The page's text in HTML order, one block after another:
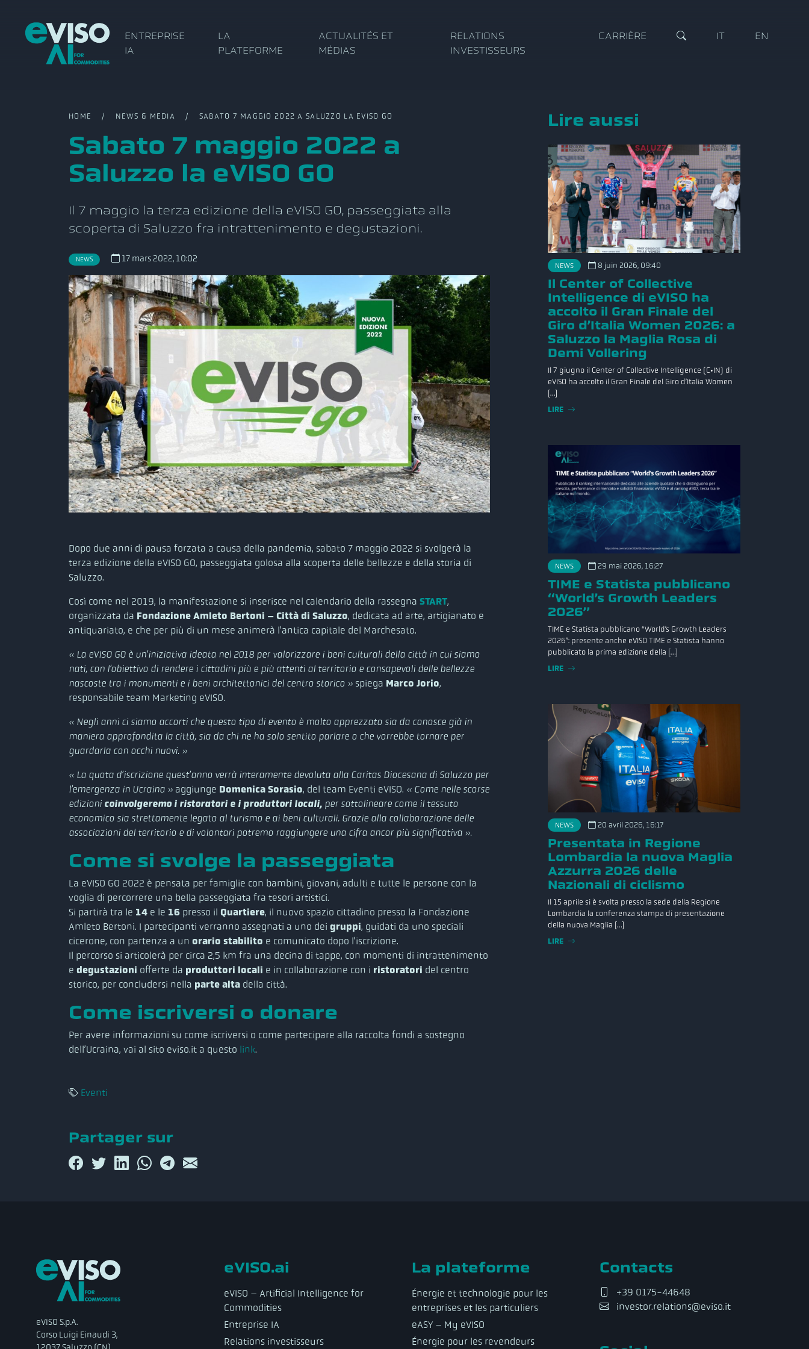
ENTREPRISE
IA
LA
PLATEFORME
ACTUALITÉS ET
MÉDIAS
RELATIONS
INVESTISSEURS
CARRIÈRE IT EN
HOME / NEWS & MEDIA / SABATO 7 MAGGIO 2022 A SALUZZO LA EVISO GO
Sabato 7 maggio 2022 a
Saluzzo la eVISO GO
Il 7 maggio la terza edizione della eVISO GO, passeggiata alla
scoperta di Saluzzo fra intrattenimento e degustazioni.
NEWS 17 mars 2022, 10:02
Dopo due anni di pausa forzata a causa della pandemia, sabato 7 maggio 2022 si svolgerà la
terza edizione della eVISO GO, passeggiata golosa alla scoperta delle bellezze e della storia di
Saluzzo.
Così come nel 2019, la manifestazione si inserisce nel calendario della rassegna START,
organizzata da Fondazione Amleto Bertoni – Città di Saluzzo, dedicata ad arte, artigianato e
antiquariato, e che per più di un mese animerà l’antica capitale del Marchesato.
« La eVISO GO è un’iniziativa ideata nel 2018 per valorizzare i beni culturali della città in cui siamo
nati, con l’obiettivo di rendere i cittadini più e più attenti al territorio e consapevoli delle bellezze
nascoste tra i monumenti e i beni architettonici del centro storico » spiega Marco Jorio,
responsabile team Marketing eVISO.
« Negli anni ci siamo accorti che questo tipo di evento è molto apprezzato sia da conosce già in
maniera approfondita la città, sia da chi ne ha solo sentito parlare o che vorrebbe tornare per
guardarla con occhi nuovi. »
« La quota d’iscrizione quest’anno verrà interamente devoluta alla Caritas Diocesana di Saluzzo per
l’emergenza in Ucraina » aggiunge Domenica Sorasio, del team Eventi eVISO. « Come nelle scorse
edizioni coinvolgeremo i ristoratori e i produttori locali, per sottolineare come il tessuto
economico sia strettamente legato al turismo e ai beni culturali. Grazie alla collaborazione delle
associazioni del territorio e di volontari potremo raggiungere una cifra ancor più significativa ».
Come si svolge la passeggiata
La eVISO GO 2022 è pensata per famiglie con bambini, giovani, adulti e tutte le persone con la
voglia di percorrere una bella passeggiata fra tesori artistici.
Si partirà tra le 14 e le 16 presso il Quartiere, il nuovo spazio cittadino presso la Fondazione
Amleto Bertoni. I partecipanti verranno assegnati a uno dei gruppi, guidati da uno speciali
cicerone, con partenza a un orario stabilito e comunicato dopo l’iscrizione.
Il percorso si articolerà per circa 2,5 km fra una decina di tappe, con momenti di intrattenimento
e degustazioni offerte da produttori locali e in collaborazione con i ristoratori del centro
storico, per concludersi nella parte alta della città.
Come iscriversi o donare
Per avere informazioni su come iscriversi o come partecipare alla raccolta fondi a sostegno
dell’Ucraina, vai al sito eviso.it a questo link.
Eventi
Partager sur
Lire aussi
NEWS 8 juin 2026, 09:40
Il Center of Collective
Intelligence di eVISO ha
accolto il Gran Finale del
Giro d’Italia Women 2026: a
Saluzzo la Maglia Rosa di
Demi Vollering
Il 7 giugno il Center of Collective Intelligence (C•IN) di
eVISO ha accolto il Gran Finale del Giro d’Italia Women
[…]
LIRE
NEWS 29 mai 2026, 16:27
TIME e Statista pubblicano
“World’s Growth Leaders
2026”
TIME e Statista pubblicano “World’s Growth Leaders
2026”: presente anche eVISO TIME e Statista hanno
pubblicato la prima edizione della […]
LIRE
NEWS 20 avril 2026, 16:17
Presentata in Regione
Lombardia la nuova Maglia
Azzurra 2026 delle
Nazionali di ciclismo
Il 15 aprile si è svolta presso la sede della Regione
Lombardia la conferenza stampa di presentazione
della nuova Maglia […]
LIRE
eVISO S.p.A.
Corso Luigi Einaudi 3,
eVISO.ai
eVISO – Artificial Intelligence for
Commodities
Entreprise IA
Relations investisseurs
La plateforme
Énergie et technologie pour les
entreprises et les particuliers
eASY – My eVISO
Énergie pour les revendeurs
Contacts
+39 0175-44648
investor.relations@eviso.it